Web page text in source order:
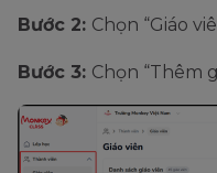
Bước 2: Chọn “Giáo
Bước 3: Chọn “Thêm